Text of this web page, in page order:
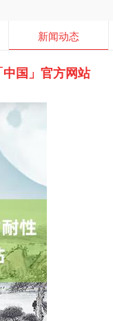
新闻动态
国」官方网站